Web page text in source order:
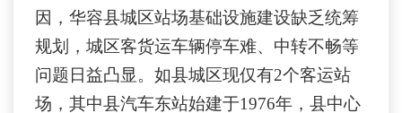
因，华容县城区站场基础设施建设缺乏统筹
规划，城区客货运车辆停车难、中转不畅等
问题日益凸显。如县城区现仅有2个客运站
场，其中县汽车东站始建于1976年，县中心